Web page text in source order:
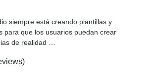
siempre está creando plantillas y
para que los usuarios puedan crear
de realidad …